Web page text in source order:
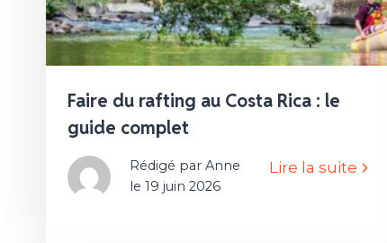
Faire du rafting au Costa Rica : le
guide complet
Rédigé par Anne
le 19 juin 2026
Lire la suite